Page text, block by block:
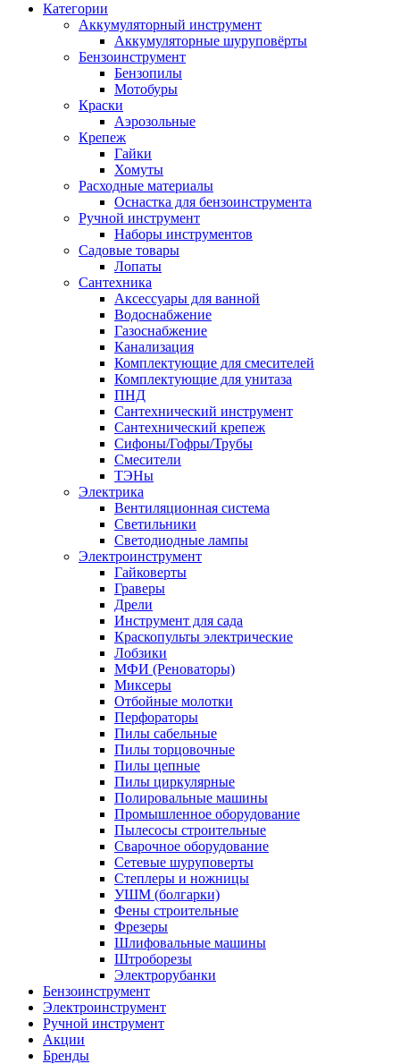
Категории
Аккумуляторный инструмент
Аккумуляторные шуруповёрты
Бензоинструмент
Бензопилы
Мотобуры
Краски
Аэрозольные
Крепеж
Гайки
Хомуты
Расходные материалы
Оснастка для бензоинструмента
Ручной инструмент
Наборы инструментов
Садовые товары
Лопаты
Сантехника
Аксессуары для ванной
Водоснабжение
Газоснабжение
Канализация
Комплектующие для смесителей
Комплектующие для унитаза
ПНД
Сантехнический инструмент
Сантехнический крепеж
Сифоны/Гофры/Трубы
Смесители
ТЭНы
Электрика
Вентиляционная система
Светильники
Светодиодные лампы
Электроинструмент
Гайковерты
Граверы
Дрели
Инструмент для сада
Краскопульты электрические
Лобзики
МФИ (Реноваторы)
Миксеры
Отбойные молотки
Перфораторы
Пилы сабельные
Пилы торцовочные
Пилы цепные
Пилы циркулярные
Полировальные машины
Промышленное оборудование
Пылесосы строительные
Сварочное оборудование
Сетевые шуруповерты
Степлеры и ножницы
УШМ (болгарки)
Фены строительные
Фрезеры
Шлифовальные машины
Штроборезы
Электрорубанки
Бензоинструмент
Электроинструмент
Ручной инструмент
Акции
Бренды